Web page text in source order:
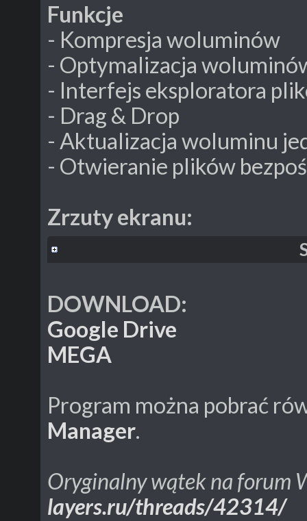
Funkcje
- Kompresja woluminów
- Optymalizacja
- Interfejs eksploratora
- Drag & Drop
- Aktualizacja woluminu
- Otwieranie plików
Zrzuty ekranu:
DOWNLOAD:
Google Drive
MEGA
Program można pobrać
Manager.
Oryginalny wątek na forum
layers.ru/threads/42314/